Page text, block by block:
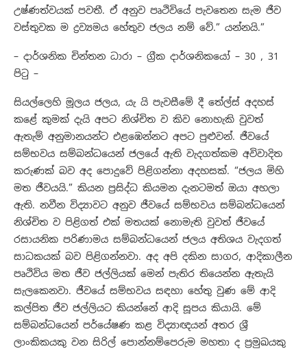
උෂ්ණත්වයක් පවතී. ඒ අනුව පෘථිවියේ පැවතෙන සැම ජීව
වස්තුවක ම ද්‍රව්‍යමය හේතුව ජලය නම් වේ.” යන්නයි.”
– දාර්ශනික චින්තන ධාරා – ග්‍රීක දාර්ශනිකයෝ – 30 , 31
පිටු –
සියල්ලෙහි මූලය ජලය, යැ යි පැවසීමේ දී තේල්ස් අදහස්
කළේ කුමක් දැයි අපට නිශ්චිත ව කිව නොහැකි වුවත්
ඇතැම් අනුමානයන්ට එළඹෙන්නට අපට පුළුවන්. ජීවයේ
සම්භවය සම්බන්ධයෙන් ජලයේ ඇති වැදගත්කම අවිවාදිත
කරුණක් බව අද පොදුවේ පිළිගන්නා අදහසක්. “ජලය මිහි
මත ජීවයයි.” කියන ප්‍රසිද්ධ කියමන දැනටමත් ඔයා අහලා
ඇති. නවීන විද්‍යාවට අනුව ජීවයේ සම්භවය සම්බන්ධයෙන්
නිශ්චිත ව පිළිගත් එක් මතයක් නොමැති වුවත් ජීවයේ
රසායනික පරිණාමය සම්බන්ධයෙන් ජලය අතිශය වැදගත්
සාධකයක් බව පිළිගන්නවා. අද අපි දකින සාගර, ආදිකාලීන
පෘථිවිය මත ජීව ජල්ලියක් මෙන් පැතිර තියෙන්න ඇතැයි
සැලකෙනවා. ජීවයේ සම්භවය සඳහා හේතු වුණ මේ ආදි
කල්පිත ජීව ජල්ලියට කියන්නේ ආදි සූපය කියායි. මේ
සම්බන්ධයෙන් පර්යේෂණ කළ විද්‍යාඥයන් අතර ශ්‍රී
ලාංකිකයකු වන සිරිල් පොන්නම්පෙරුම මහතා ද ප්‍රමුඛයකු